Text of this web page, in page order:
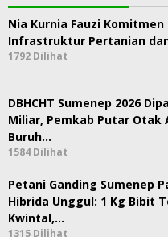
Nia Kurnia Fauzi
Infrastruktur Pertanian
1792 Dilihat
DBHCHT Sumenep 2026
Miliar, Pemkab Putar Otak
Buruh…
1584 Dilihat
Petani Ganding Sumenep
Hibrida Unggul: 1 Kg Bibit
Kwintal,…
1315 Dilihat